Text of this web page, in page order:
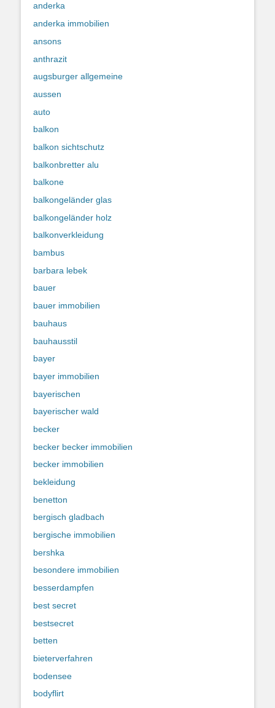
anderka
anderka immobilien
ansons
anthrazit
augsburger allgemeine
aussen
auto
balkon
balkon sichtschutz
balkonbretter alu
balkone
balkongeländer glas
balkongeländer holz
balkonverkleidung
bambus
barbara lebek
bauer
bauer immobilien
bauhaus
bauhausstil
bayer
bayer immobilien
bayerischen
bayerischer wald
becker
becker becker immobilien
becker immobilien
bekleidung
benetton
bergisch gladbach
bergische immobilien
bershka
besondere immobilien
besserdampfen
best secret
bestsecret
betten
bieterverfahren
bodensee
bodyflirt